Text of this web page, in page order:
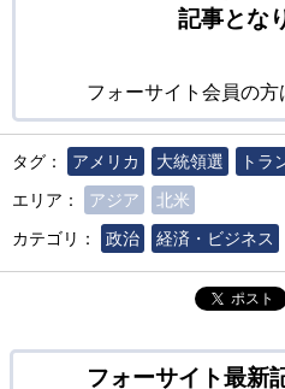
記事とな
フォーサイト会員の方
タグ： アメリカ 大統領選 トラ
エリア：
アジア
北米
カテゴリ：
政治 経済・ビジネス
ポスト
フォーサイト最新